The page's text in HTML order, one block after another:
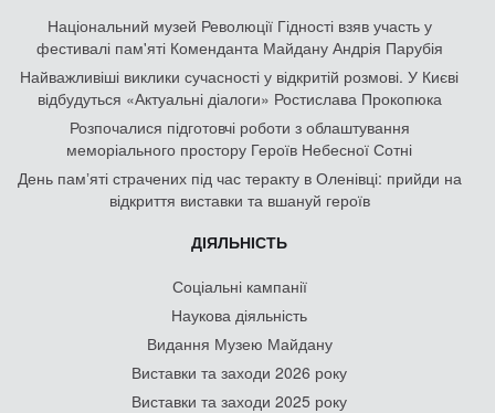
Національний музей Революції Гідності взяв участь у
фестивалі пам'яті Коменданта Майдану Андрія Парубія
Найважливіші виклики сучасності у відкритій розмові. У Києві
відбудуться «Актуальні діалоги» Ростислава Прокопюка
Розпочалися підготовчі роботи з облаштування
меморіального простору Героїв Небесної Сотні
День памʼяті страчених під час теракту в Оленівці: прийди на
відкриття виставки та вшануй героїв
ДІЯЛЬНІСТЬ
Соціальні кампанії
Наукова діяльність
Видання Музею Майдану
Виставки та заходи 2026 року
Виставки та заходи 2025 року